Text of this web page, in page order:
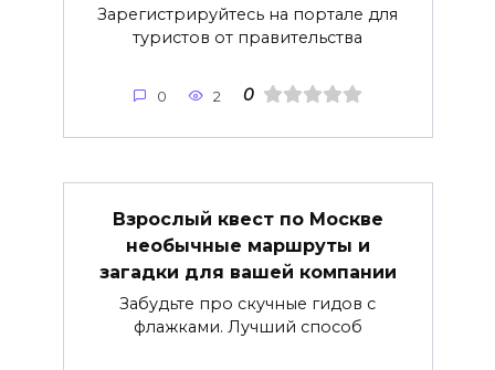
Зарегистрируйтесь на портале для
туристов от правительства
0 2 0
Взрослый квест по Москве
необычные маршруты и
загадки для вашей компании
Забудьте про скучные гидов с
флажками. Лучший способ